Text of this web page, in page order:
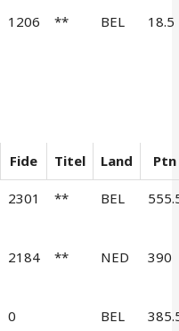
1206 ** BEL 18.5
Fide Titel Land Ptn
2301 ** BEL
2184 ** NED 390
0 BEL